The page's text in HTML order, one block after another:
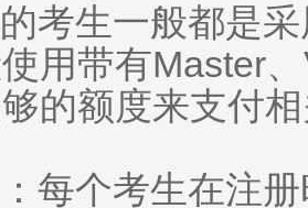
考生一般都是采
用带有Master
的额度来支付
每个考生在注册